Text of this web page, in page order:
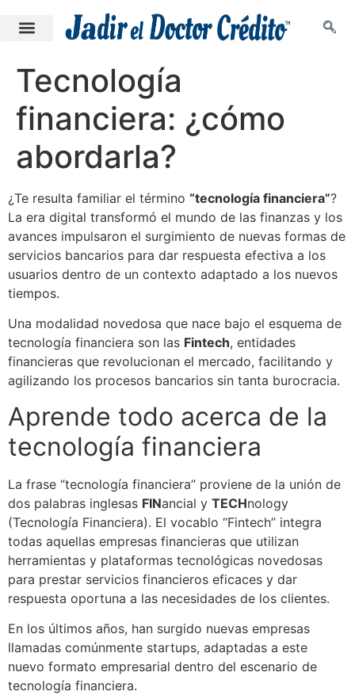
Tecnología
financiera: ¿cómo
abordarla?
¿Te resulta familiar el término “tecnología financiera”?
La era digital transformó el mundo de las finanzas y los
avances impulsaron el surgimiento de nuevas formas de
servicios bancarios para dar respuesta efectiva a los
usuarios dentro de un contexto adaptado a los nuevos
tiempos.
Una modalidad novedosa que nace bajo el esquema de
tecnología financiera son las Fintech, entidades
financieras que revolucionan el mercado, facilitando y
agilizando los procesos bancarios sin tanta burocracia.
Aprende todo acerca de la
tecnología financiera
La frase “tecnología financiera” proviene de la unión de
dos palabras inglesas FINancial y TECHnology
(Tecnología Financiera). El vocablo “Fintech” integra
todas aquellas empresas financieras que utilizan
herramientas y plataformas tecnológicas novedosas
para prestar servicios financieros eficaces y dar
respuesta oportuna a las necesidades de los clientes.
En los últimos años, han surgido nuevas empresas
llamadas comúnmente startups, adaptadas a este
nuevo formato empresarial dentro del escenario de
tecnología financiera.